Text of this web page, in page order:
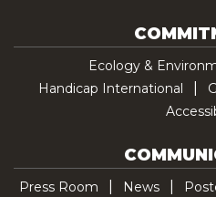
Ecology &
Handicap International
Press Room News